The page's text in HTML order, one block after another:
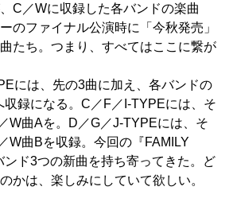
C／Wに収録した各バンドの楽曲
のファイナル公演時に「今秋発売」
たち。つまり、すべてはここに繋が
には、先の3曲に加え、各バンドの
収録になる。C／F／I-TYPEには、そ
W曲Aを。D／G／J-TYPEには、そ
W曲Bを収録。今回の『FAMILY
ンド3つの新曲を持ち寄ってきた。ど
かは、楽しみにしていて欲しい。